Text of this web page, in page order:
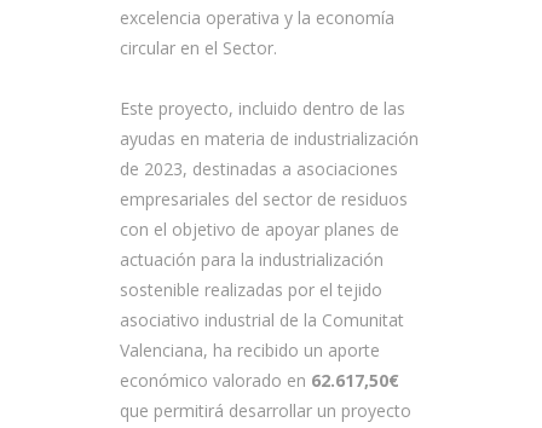
excelencia operativa y la economía
circular en el Sector.
Este proyecto, incluido dentro de las
ayudas en materia de industrialización
de 2023, destinadas a asociaciones
empresariales del sector de residuos
con el objetivo de apoyar planes de
actuación para la industrialización
sostenible realizadas por el tejido
asociativo industrial de la Comunitat
Valenciana, ha recibido un aporte
económico valorado en 62.617,50€
que permitirá desarrollar un proyecto